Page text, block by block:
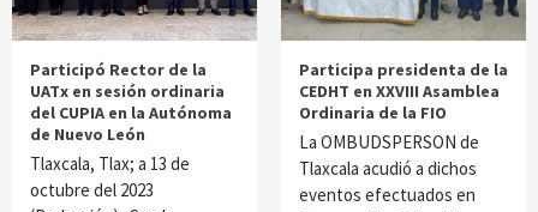
Participó Rector de la
UATx en sesión ordinaria
del CUPIA en la Autónoma
de Nuevo León
Tlaxcala, Tlax; a 13 de
octubre del 2023
Participa presidenta de la
CEDHT en XXVIII Asamblea
Ordinaria de la FIO
La OMBUDSPERSON de
Tlaxcala acudió a dichos
eventos efectuados en